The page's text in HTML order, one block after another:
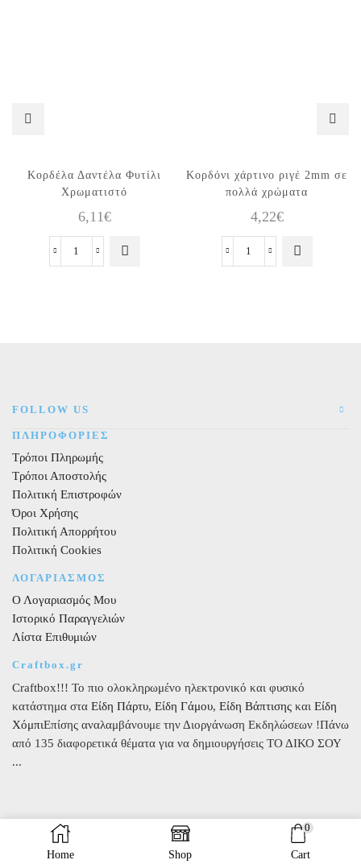
Κορδέλα Δαντέλα Φυτίλι
Χρωματιστό
6,11€
Κορδέλα
Κορδόνι χάρτινο ριγέ 2mm σε
πολλά χρώματα
4,22€
Κορδόνι
Αυτό το
προϊόν έχει
παραλλαγές.
μπορούν να
FOLLOW US
ΠΛΗΡΟΦΟΡΙΕΣ
Τρόποι Πληρωμής
Τρόποι Αποστολής
Πολιτική Επιστροφών
Όροι Χρήσης
Πολιτική Απορρήτου
Πολιτική Cookies
ΛΟΓΑΡΙΑΣΜΟΣ
Ο Λογαριασμός Μου
Ιστορικό Παραγγελιών
Λίστα Επιθυμιών
Craftbox.gr
Craftbox!!! Το πιο ολοκληρωμένο ηλεκτρονικό και φυσικό
κατάστημα στα Είδη Πάρτυ, Είδη Γάμου, Είδη Βάπτισης και Είδη
ΧόμπιΕπίσης αναλαμβάνουμε την Διοργάνωση Εκδηλώσεων !Πάνω
από 135 διαφορετικά θέματα για να δημιουργήσεις ΤΟ ΔΙΚΟ ΣΟΥ
...
Home Shop
0
Cart